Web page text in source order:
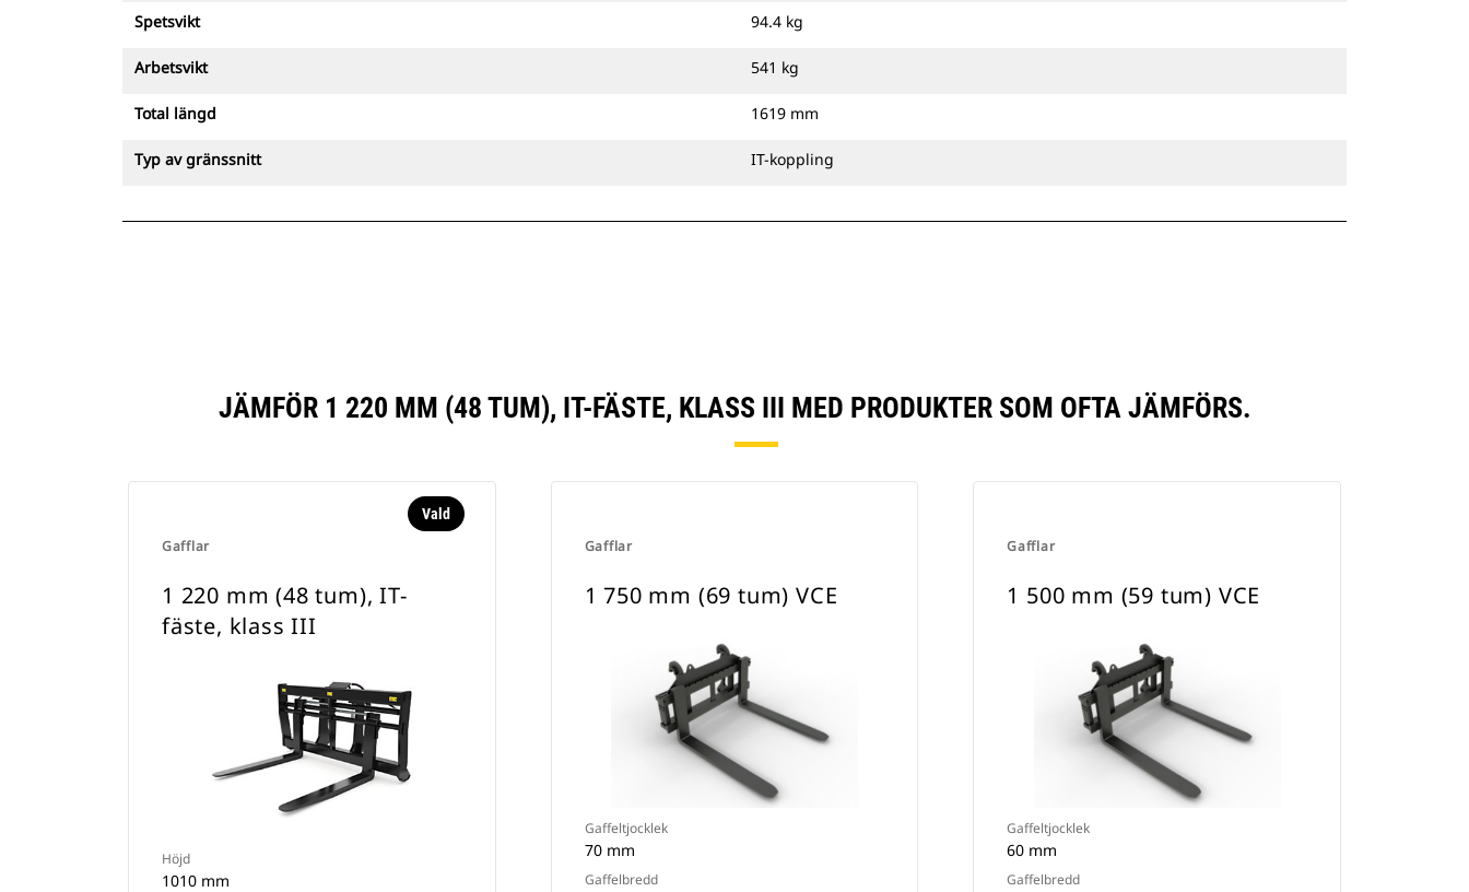
Spetsvikt 94.4 kg
Arbetsvikt 541 kg
Total längd 1619 mm
Typ av gränssnitt IT-koppling
JÄMFÖR 1 220 MM (48 TUM), IT-FÄSTE, KLASS III MED PRODUKTER SOM OFTA JÄMFÖRS.
Gafflar
Vald
1 220 mm (48 tum), IT-
fäste, klass III
Höjd
1010 mm
Gafflar
1 750 mm (69 tum) VCE
Gaffeltjocklek
70 mm
Gaffelbredd
Gafflar
1 500 mm (59 tum) VCE
Gaffeltjocklek
60 mm
Gaffelbredd